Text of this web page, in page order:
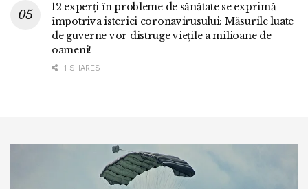
12 experți în probleme de sănătate se exprimă
împotriva isteriei coronavirusului: Măsurile luate
de guverne vor distruge viețile a milioane de
oameni!
1 SHARES